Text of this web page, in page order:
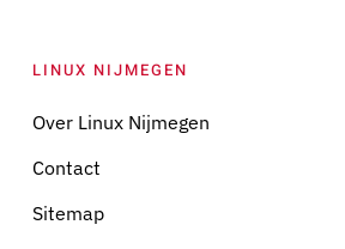
LINUX NIJMEGEN
Over Linux Nijmegen
Contact
Sitemap